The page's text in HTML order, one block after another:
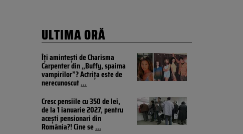
ULTIMA ORĂ
Îți amintești de Charisma
Carpenter din „Buffy, spaima
vampirilor”? Actrița este de
nerecunoscut...
Cresc pensiile cu 350 de lei,
de la 1 ianuarie 2027, pentru
acești pensionari din
România?! Cine se...